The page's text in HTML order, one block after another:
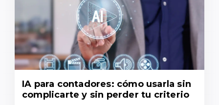
IA para contadores: cómo usarla sin
complicarte y sin perder tu criterio